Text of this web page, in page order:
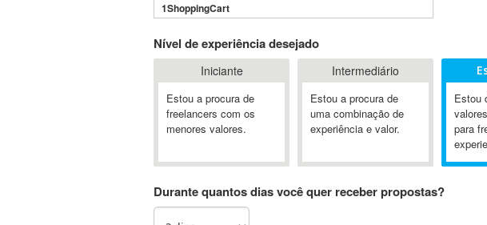
1ShoppingCart
3GSM
4D Dimension
802.11
A&P
A-GPS
Ab Initio
Nível de experiência desejado
Iniciante
Estou a procura de
freelancers com os
menores valores.
Intermediário
Estou a procura de
uma combinação de
experiência e valor.
Estou
para
Durante quantos dias você quer receber propostas?